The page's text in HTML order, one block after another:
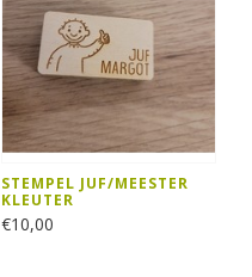
STEMPEL JUF/MEESTER
KLEUTER
€10,00